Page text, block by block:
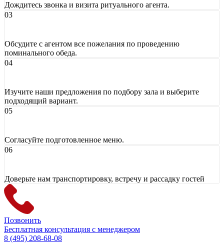
Дождитесь звонка и визита ритуального агента.
Обсудите с агентом все пожелания по проведению
поминального обеда.
Изучите наши предложения по подбору зала и выберите
подходящий вариант.
Согласуйте подготовленное меню.
Доверьте нам транспортировку, встречу и рассадку гостей
Позвонить
Бесплатная консультация с менеджером
8 (495) 208-68-08